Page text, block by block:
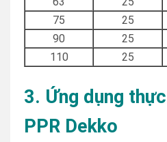
75
25
90
25
110
25
3. Ứng dụng
PPR Dekko